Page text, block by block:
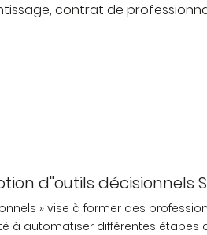
contrat de
d''outils décisionnels
» vise à former des
automatiser différentes étapes